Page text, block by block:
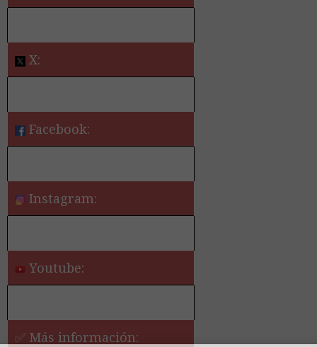
X:
Facebook:
Instagram:
Youtube:
✅ Más información: